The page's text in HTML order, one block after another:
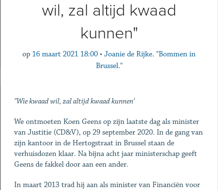
wil, zal altijd kwaad
kunnen"
op 16 maart 2021 18:00 • Joanie de Rijke. "Bommen in
Brussel."
"Wie kwaad wil, zal altijd kwaad kunnen’
We ontmoeten Koen Geens op zijn laatste dag als minister
van Justitie (CD&V), op 29 september 2020. In de gang van
zijn kantoor in de Hertogstraat in Brussel staan de
verhuisdozen klaar. Na bijna acht jaar ministerschap geeft
Geens de fakkel door aan een ander.
In maart 2013 trad hij aan als minister van Financiën voor